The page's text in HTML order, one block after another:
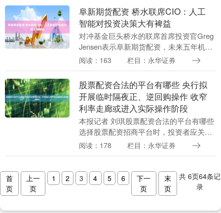
股票价格上....
阜新期货配资 桥水联席CIO：人工
智能对投资决策大有裨益
对冲基金巨头桥水的联席首席投资官Greg
Jensen表示阜新期货配资，未来五年机器
学习可以改进“人类投资者和分析师所能做
您....
阅读：163 栏目：永华证券
股票配资合法的平台有哪些 央行拟
开展临时隔夜正、逆回购操作 收窄
利率走廊或进入实际操作阶段
本报记者 刘琪股票配资合法的平台有哪些
选择股票配资招商平台时，投资者应关注
平台的资质、风控能力和服务质量。正规
阅读：178 栏目：永华证券
首
页
上一
页
1 2 3 4 5 6
下一
页
末
页
共6页64条记
录